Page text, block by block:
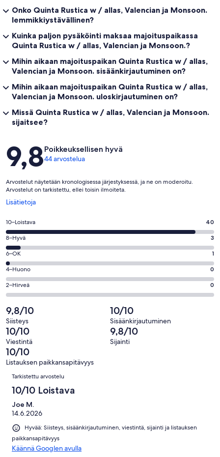
Onko Quinta Rustica w / allas, Valencian ja Monsoon.
lemmikkiystävällinen?
Kuinka paljon pysäköinti maksaa majoituspaikassa
Quinta Rustica w / allas, Valencian ja Monsoon.?
Mihin aikaan majoituspaikan Quinta Rustica w / allas,
Valencian ja Monsoon. sisäänkirjautuminen on?
Mihin aikaan majoituspaikan Quinta Rustica w / allas,
Valencian ja Monsoon. uloskirjautuminen on?
Missä Quinta Rustica w / allas, Valencian ja Monsoon.
sijaitsee?
Arvostelut
9,8Poikkeuksellisen hyvä
44 arvostelua
Arvostelut näytetään kronologisessa järjestyksessä, ja ne on moderoitu.
Arvostelut on tarkistettu, ellei toisin ilmoiteta.
Lisätietoja
Avautuu
ikkunaan
Arvosana
10
-
Loistava.
40
kautta
44
arvostelua
10–Loistava 40
Arvosana
8
-
Hyvä.
3
kautta
arvostelua
8–Hyvä 3
Arvosana
6
-
OK.
1
kautta
44
arvostelua
6–OK 1
Arvosana
4
-
0
kautta
44
arvostelua
4–Huono 0
Arvosana
2
-
Hirveä.
0
kautta
44
arvostelua
2–Hirveä 0
9,8/10
Siisteys
10/10
Sisäänkirjautuminen
10/10
Viestintä
9,8/10
Sijainti
10/10
Listauksen paikkansapitävyys
Arvostelut
Tarkistettu arvostelu
10/10 Loistava
Joe M.
14.6.2026
Hyvää: Siisteys, sisäänkirjautuminen, viestintä, sijainti ja listauksen
paikkansapitävyys
Käännä Googlen avulla